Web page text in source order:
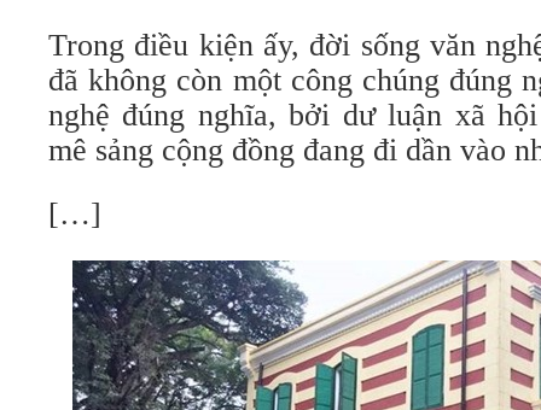
Trong điều kiện ấy, đời sống văn
đã không còn một công chúng đúng
nghệ đúng nghĩa, bởi dư luận xã
mê sảng cộng đồng đang đi dần vào
[…]